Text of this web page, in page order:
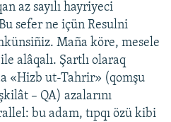
az sayılı hayriyeci
sefer ne içün Resulni
Maña köre, mesele
alâqalı. Şartlı olaraq
«Hizb ut-Tahrir» (qomşu
– QA) azalarını
bu adam, tıpqı özü kibi